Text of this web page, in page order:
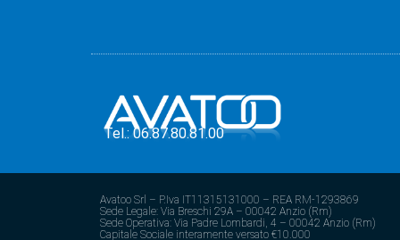
Tel.: 06.87.80.81.00
Avatoo Srl – P.Iva IT11315131000 – REA RM-1293869
Sede Legale: Via Breschi 29A – 00042 Anzio (Rm)
Sede Operativa: Via Padre Lombardi, 4 – 00042 Anzio (Rm)
Capitale Sociale interamente versato €10.000